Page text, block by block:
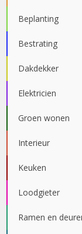
Beplanting
Bestrating
Dakdekker
Elektricien
Groen wonen
Interieur
Keuken
Loodgieter
Ramen en